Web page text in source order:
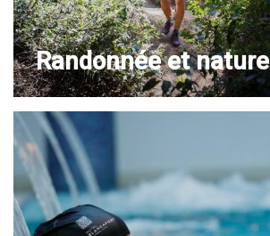
Randonnée et nature